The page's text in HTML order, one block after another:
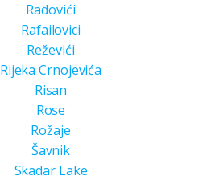
Radovići
Rafailovici
Reževići
Rijeka Crnojevića
Risan
Rose
Rožaje
Šavnik
Skadar Lake